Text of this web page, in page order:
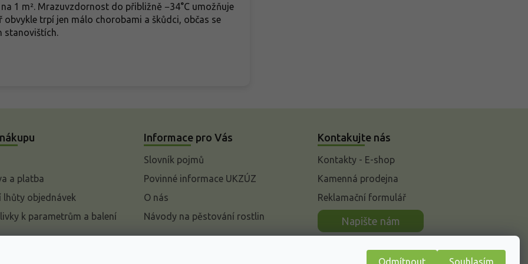
Odmítnout Souhlasím
1 m². Mrazuvzdornost do přibližně −34°C umožňuje
obvykle trpí jen málo chorobami a škůdci, občas se
stanovištích.
a platba
lhůty objednávek
k parametrům a balení
Informace pro Vás
Slovník pojmů
Povinné informace UKZÚZ
O nás
Návody na pěstování rostlin
Kontakujte nás
Kontakty - E-shop
Kamenná prodejna
Reklamační formulář
Napište nám